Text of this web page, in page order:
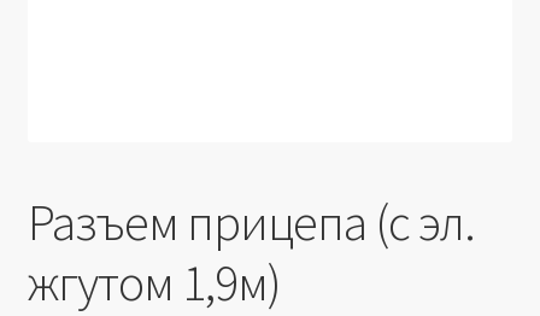
Разъем прицепа (с эл.
жгутом 1,9м)